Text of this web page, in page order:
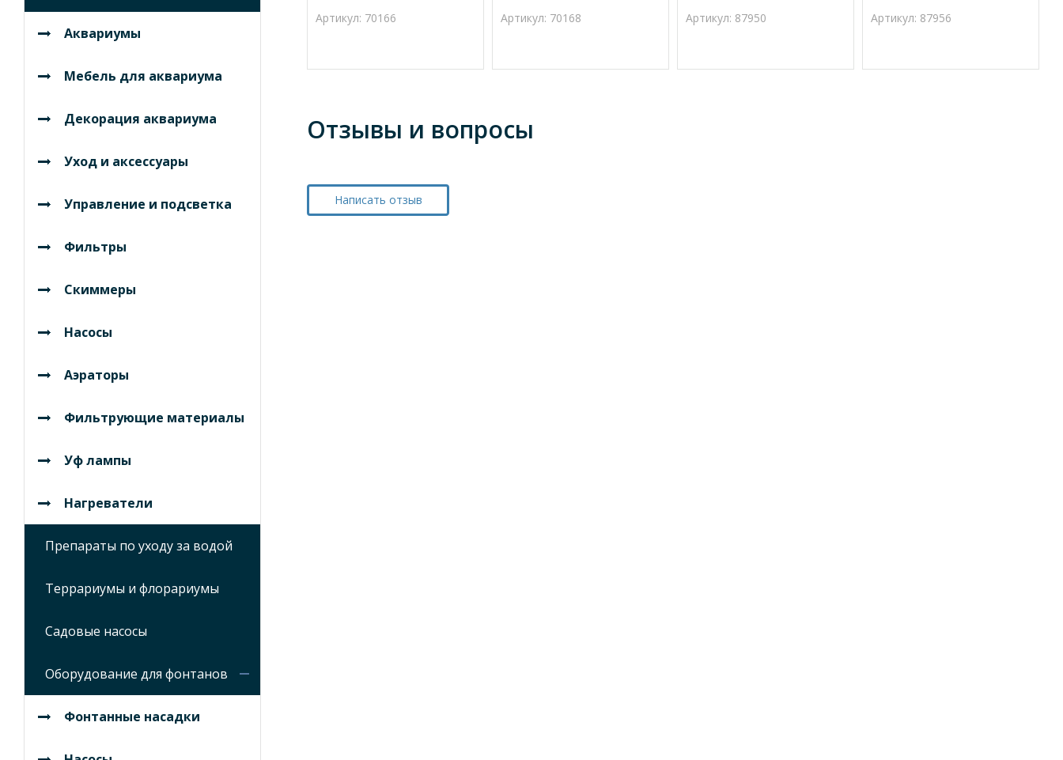
Аквариумы
Мебель для аквариума
Декорация аквариума
Уход и аксессуары
Управление и подсветка
Фильтры
Скиммеры
Насосы
Аэраторы
Фильтрующие материалы
Уф лампы
Нагреватели
Препараты по уходу за водой
Террариумы и флорариумы
Садовые насосы
Оборудование для фонтанов
Фонтанные насадки
Артикул: 70166 Артикул: 70168 Артикул: 87950 Артикул: 87956
Отзывы и вопросы
Написать отзыв